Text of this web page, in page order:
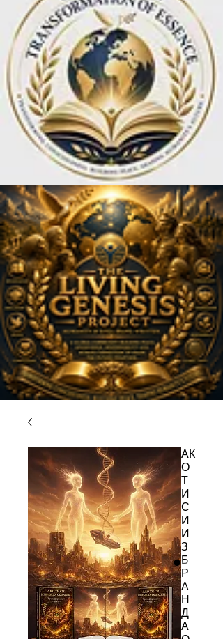
АК
О
Т
И
С
И
И
З
Б
Р
А
Н
Д
А